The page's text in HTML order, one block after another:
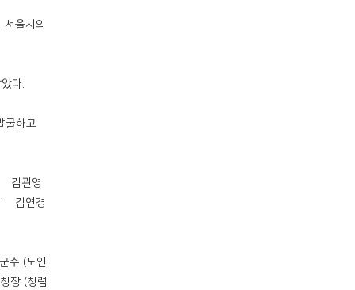
울시의
다.
굴하고
김관영
∆김연경
수 (노인
장 (청렴